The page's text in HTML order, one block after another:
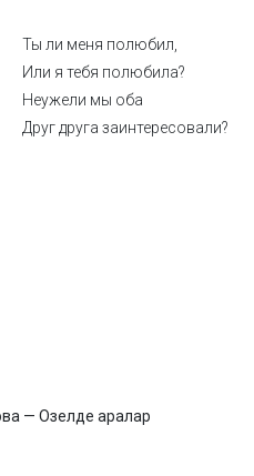
Ты ли меня полюбил,
Или я тебя полюбила?
Неужели мы оба
Друг друга заинтересовали?
— Озелде аралар